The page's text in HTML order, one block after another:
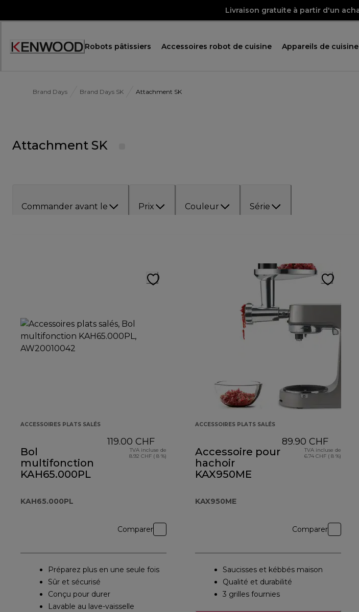
Livraison gratuite à partir d'un
Accessibility
Robots pâtissiers Accessoires robot de cuisine Appareils de cuisine
Brand Days Brand Days SK Attachment SK
Attachment SK
Commander avant le Prix Couleur Série
ACCESSOIRES PLATS SALÉS
Bol
multifonction
KAH65.000PL
KAH65.000PL
119.00 CHF
TVA incluse de
8.92 CHF ( 8 %)
Comparer
Préparez plus en une seule fois
Sûr et sécurisé
Conçu pour durer
Lavable au lave-vaisselle
ACCESSOIRES PLATS SALÉS
Accessoire pour
hachoir
KAX950ME
KAX950ME
89.90 CHF
TVA incluse de
6.74 CHF ( 8 %)
Comparer
Saucisses et kébbés maison
Qualité et durabilité
3 grilles fournies